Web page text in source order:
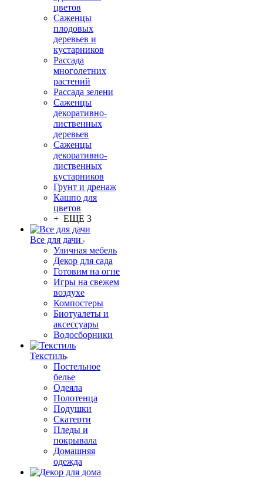
цветов
Саженцы
плодовых
деревьев и
кустарников
Рассада
многолетних
растений
Рассада зелени
Саженцы
декоративно-
лиственных
деревьев
Саженцы
декоративно-
лиственных
кустарников
Грунт и дренаж
Кашпо для
цветов
+ ЕЩЕ 3
Все для дачи
Уличная мебель
Декор для сада
Готовим на огне
Игры на свежем
воздухе
Компостеры
Биотуалеты и
аксессуары
Водосборники
Текстиль
Постельное
белье
Одеяла
Полотенца
Подушки
Скатерти
Пледы и
покрывала
Домашняя
одежда